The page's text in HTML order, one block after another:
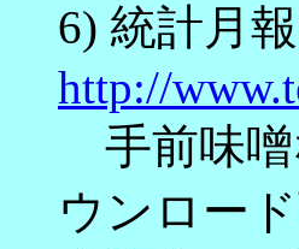
6) 統計月
http://
手前味噌
ウンロー